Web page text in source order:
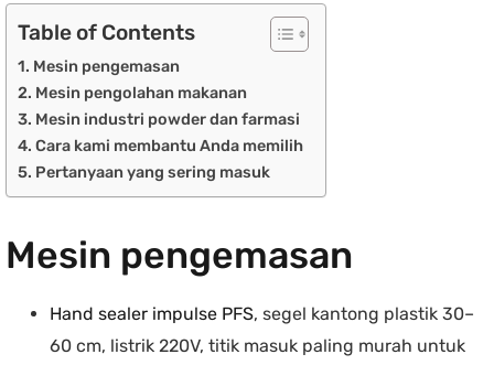
Table of Contents
Mesin pengemasan
Mesin pengolahan makanan
Mesin industri powder dan farmasi
Cara kami membantu Anda memilih
Pertanyaan yang sering masuk
Mesin pengemasan
Hand sealer impulse PFS, segel kantong plastik 30–
60 cm, listrik 220V, titik masuk paling murah untuk